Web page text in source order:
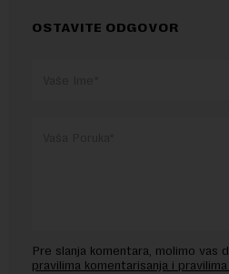
OSTAVITE ODGOVOR
Pre slanja komentara, molimo vas
pravilima komentarisanja i